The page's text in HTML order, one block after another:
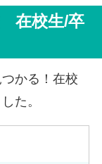
スでフェロー
安は希望へと変
在校生/卒
かる！在校
た。